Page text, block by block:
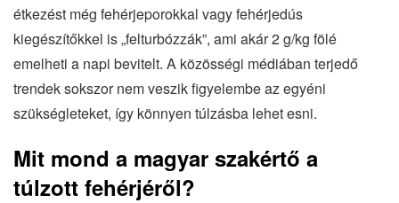
étkezést még fehérjeporokkal vagy fehérjedús
kiegészítőkkel is „felturbózzák”, ami akár 2 g/kg fölé
emelheti a napi bevitelt. A közösségi médiában terjedő
trendek sokszor nem veszik figyelembe az egyéni
szükségleteket, így könnyen túlzásba lehet esni.
Mit mond a magyar szakértő a
túlzott fehérjéről?